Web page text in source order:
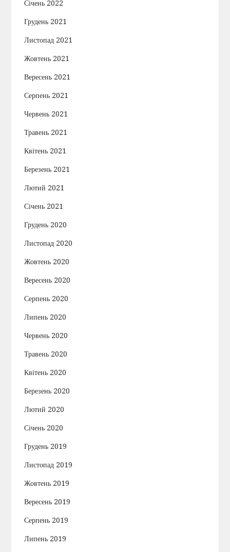
Січень 2022
Грудень 2021
Листопад 2021
Жовтень 2021
Вересень 2021
Серпень 2021
Червень 2021
Травень 2021
Квітень 2021
Березень 2021
Лютий 2021
Січень 2021
Грудень 2020
Листопад 2020
Жовтень 2020
Вересень 2020
Серпень 2020
Липень 2020
Червень 2020
Травень 2020
Квітень 2020
Березень 2020
Лютий 2020
Січень 2020
Грудень 2019
Листопад 2019
Жовтень 2019
Вересень 2019
Серпень 2019
Липень 2019